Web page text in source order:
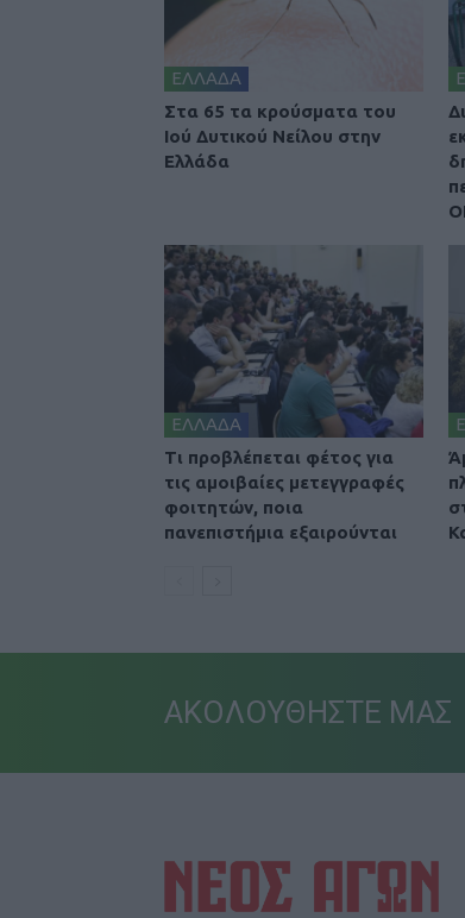
ΕΛΛΑΔΑ
Στα 65 τα κρούσματα του
Ιού Δυτικού Νείλου στην
Ελλάδα
ΕΛΛΑΔΑ
Τι προβλέπεται φέτος για
τις αμοιβαίες μετεγγραφές
φοιτητών, ποια
πανεπιστήμια εξαιρούνται
ΑΚΟΛΟΥΘΗΣΤΕ ΜΑΣ